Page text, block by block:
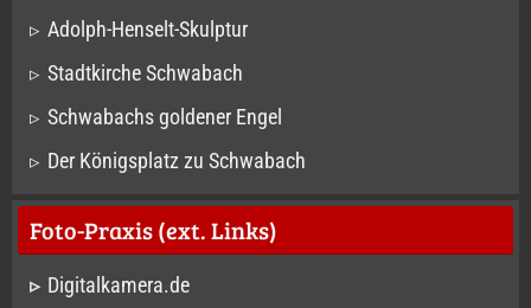
Adolph-Henselt-Skulptur
Stadtkirche Schwabach
Schwabachs goldener Engel
Der Königsplatz zu Schwabach
Foto-Praxis (ext. Links)
Digitalkamera.de